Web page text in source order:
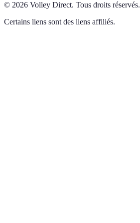
© 2026 Volley Direct. Tous droits réservés.
Certains liens sont des liens affiliés.